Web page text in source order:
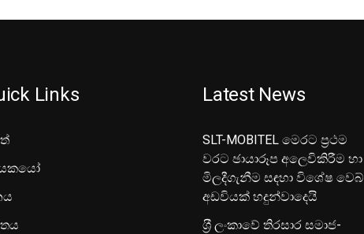
Links Latest News
SLT-MOBITEL මෙරට ප්‍රථම
වරට ඡායාරූප අලෙවිකිරීම හා
මිලදීගැනීම සඳහා විශේෂ වෙබ්
අඩවියක් හදුන්වාදෙයි
ශ‍්‍රී ලංකාවේ තිරසාර සමාජ-